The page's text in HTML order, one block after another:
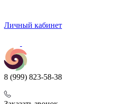
Личный кабинет
8 (999) 823-58-38